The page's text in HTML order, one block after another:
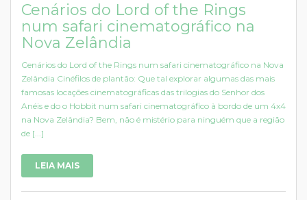
Cenários do Lord of the Rings
num safari cinematográfico na
Nova Zelândia
Cenários do Lord of the Rings num safari cinematográfico na Nova
Zelândia Cinéfilos de plantão: Que tal explorar algumas das mais
famosas locações cinematográficas das trilogias do Senhor dos
Anéis e do o Hobbit num safari cinematográfico à bordo de um 4x4
na Nova Zelândia? Bem, não é mistério para ninguém que a região
de [...]
LEIA MAIS